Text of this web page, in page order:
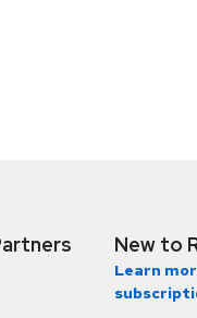
New to
Learn